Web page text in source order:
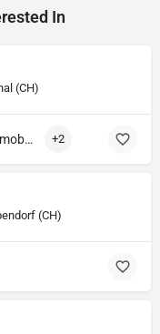
In
(CH)
Accessoire & pièce détachée automobile +2
(CH)